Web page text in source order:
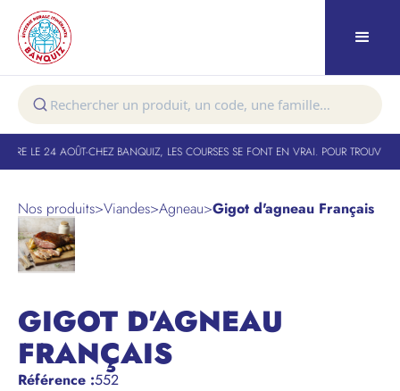
LE 24 AOÛT-CHEZ BANQUIZ, LES COURSES SE FONT EN VRAI. POUR TROUVER
Nos produits>Viandes>Agneau>Gigot d'agneau Français
GIGOT D'AGNEAU
FRANÇAIS
Référence :552